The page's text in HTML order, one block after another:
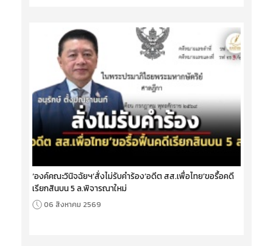
‘องค์คณะวินิจฉัยฯ’สั่งไม่รับคำร้อง‘อดีต สส.เพื่อไทย’ขอรื้อคดี
เรียกสินบน 5 ล.พิจารณาใหม่
06 สิงหาคม 2569